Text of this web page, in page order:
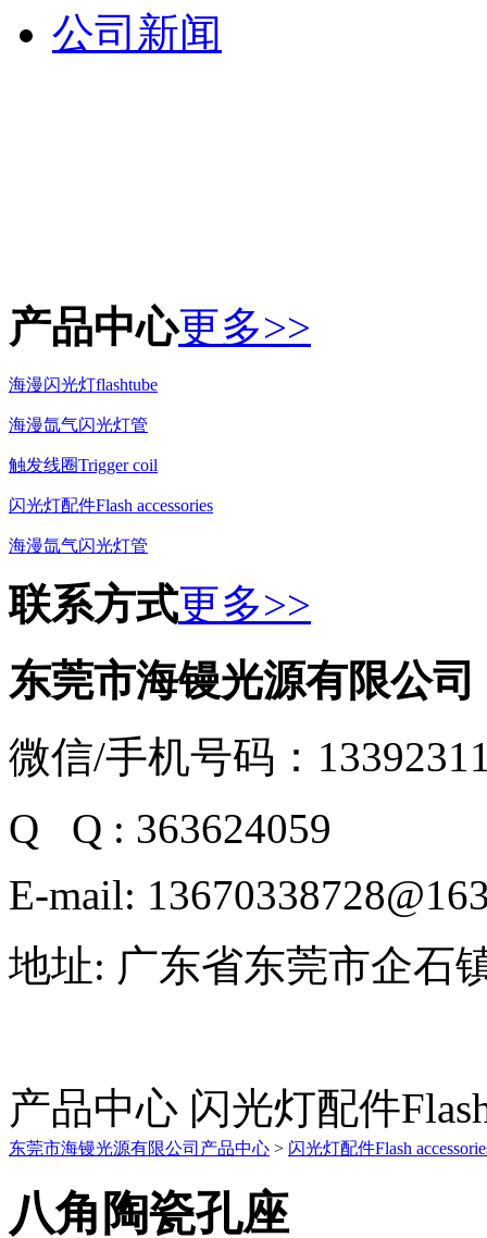
公司新闻
产品中心更多>>
海漫闪光灯flashtube
海漫氙气闪光灯管
触发线圈Trigger coil
闪光灯配件Flash accessories
海漫氙气闪光灯管
联系方式更多>>
东莞市海镘光源有限公司
微信/手机号码：
Q Q : 363624059
E-mail:
地址: 广东省东莞市企石
产品中心 闪光灯配件
东莞市海镘光源有限公司 产品中心 > 闪光灯配件Flash
八角陶瓷孔座